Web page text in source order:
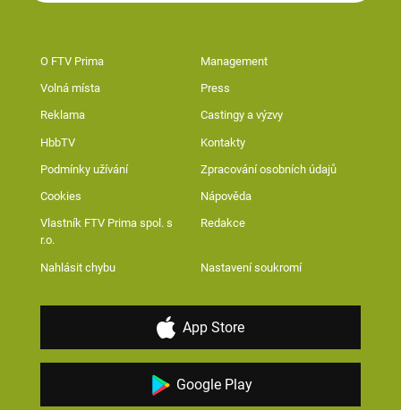
O FTV Prima Management
Volná místa Press
Reklama Castingy a výzvy
HbbTV Kontakty
Podmínky užívání Zpracování osobních údajů
Cookies Nápověda
Vlastník FTV Prima spol. s
r.o.
Redakce
Nahlásit chybu Nastavení soukromí
App Store
Google Play